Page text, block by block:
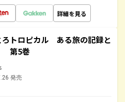
詳細を見る
ろトロピカル ある旅の記録と
第5巻
発売